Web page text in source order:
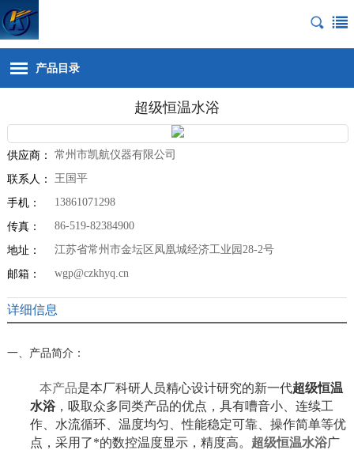
产品目录
超级恒温水浴
供应商： 常州市凯航仪器有限公司
联系人： 王国平
手机： 13861071298
传真： 86-519-82384900
地址： 江苏省常州市金坛区凤凰城经济工业园28-2号
邮箱： wgp@czkhyq.cn
详细信息
一、产品简介：
本产品是本厂科研人员精心设计研究的新一代超级恒温
水浴 ，吸取众多同类产品的优点，具有嘈音小、连续工
作、水流循环、温度均匀、性能稳定可靠、操作简单等优
点，采用了*的数控温度显示，精度高。 超级恒温水浴广